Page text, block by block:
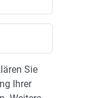
Sie
Ihrer